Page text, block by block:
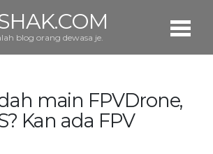
blog orang dewasa je.
main FPVDrone,
Kan ada FPV